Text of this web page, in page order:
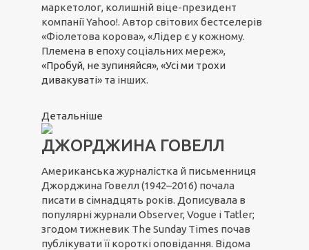
маркетолог, колишній віце-президент
компанії Yahoo!. Автор світових бестселерів
«Фіолетова корова», «Лідер є у кожному.
Племена в епоху соціальних мереж»,
«Пробуй, не зупиняйся», «Усі ми трохи
дивакуваті» та інших.
Детальніше
ДЖОРДЖИНА ГОВЕЛЛ
Американська журналістка й письменниця
Джорджина Говелл (1942–2016) почала
писати в сімнадцять років. Дописувала в
популярні журнали Observer, Vogue і Tatler;
згодом тижневик The Sunday Times почав
публікувати її короткі оповідання. Відома